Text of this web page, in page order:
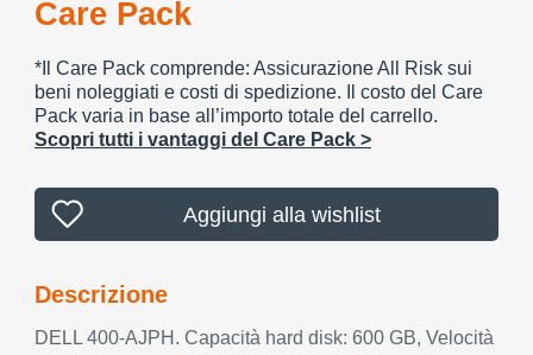
Care Pack
*Il Care Pack comprende: Assicurazione All Risk sui
beni noleggiati e costi di spedizione. Il costo del Care
Pack varia in base all’importo totale del carrello.
Scopri tutti i vantaggi del Care Pack >
Aggiungi alla wishlist
Descrizione
DELL 400-AJPH. Capacità hard disk: 600 GB, Velocità